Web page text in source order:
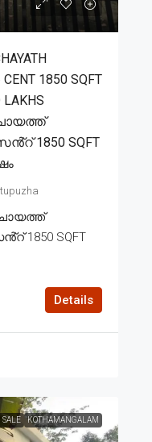
CENT 1850 SQFT
LAKHS
1850 SQFT
1850 SQFT
Details
SALE KOTHAMANGALAM